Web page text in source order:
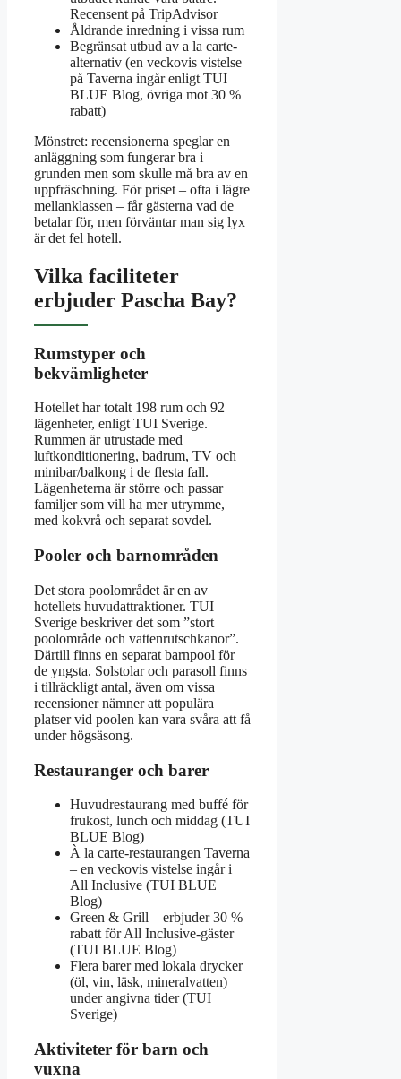
Recensent på TripAdvisor
Åldrande inredning i vissa rum
Begränsat utbud av a la carte-
alternativ (en veckovis vistelse
på Taverna ingår enligt TUI
BLUE Blog, övriga mot 30 %
rabatt)
Mönstret: recensionerna speglar en
anläggning som fungerar bra i
grunden men som skulle må bra av en
uppfräschning. För priset – ofta i lägre
mellanklassen – får gästerna vad de
betalar för, men förväntar man sig lyx
är det fel hotell.
Vilka faciliteter
erbjuder Pascha Bay?
Rumstyper och
bekvämligheter
Hotellet har totalt 198 rum och 92
lägenheter, enligt TUI Sverige.
Rummen är utrustade med
luftkonditionering, badrum, TV och
minibar/balkong i de flesta fall.
Lägenheterna är större och passar
familjer som vill ha mer utrymme,
med kokvrå och separat sovdel.
Pooler och barnområden
Det stora poolområdet är en av
hotellets huvudattraktioner. TUI
Sverige beskriver det som ”stort
poolområde och vattenrutschkanor”.
Därtill finns en separat barnpool för
de yngsta. Solstolar och parasoll finns
i tillräckligt antal, även om vissa
recensioner nämner att populära
platser vid poolen kan vara svåra att få
under högsäsong.
Restauranger och barer
Huvudrestaurang med buffé för
frukost, lunch och middag (TUI
BLUE Blog)
À la carte-restaurangen Taverna
– en veckovis vistelse ingår i
All Inclusive (TUI BLUE
Blog)
Green & Grill – erbjuder 30 %
rabatt för All Inclusive-gäster
(TUI BLUE Blog)
Flera barer med lokala drycker
(öl, vin, läsk, mineralvatten)
under angivna tider (TUI
Sverige)
Aktiviteter för barn och
vuxna